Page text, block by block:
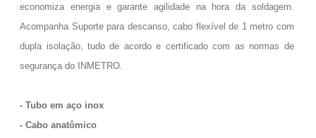
economiza energia e garante agilidade na hora da soldagem.
Acompanha Suporte para descanso, cabo flexível de 1 metro com
dupla isolação, tudo de acordo e certificado com as normas de
segurança do INMETRO.
- Tubo em aço inox
- Cabo anatômico